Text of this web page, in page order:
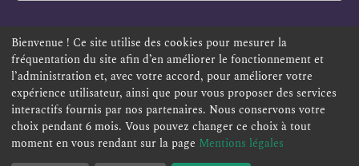
ESPACE PERSONNEL OFFRES D'EMPLOI SIGNALEMENT
TÉLÉSERVICES PLAN DU SITE
ACCESSIBILITÉ POLITIQUE DE CONFIDENTIALITÉ
MENTIONS LÉGALES CONTACT
Bienvenue ! Ce site utilise des cookies pour mesurer la
fréquentation du site afin d’en améliorer le fonctionnement et
l’administration et, avec votre accord, pour améliorer votre
expérience utilisateur, ainsi que pour vous proposer des services
interactifs fournis par nos partenaires. Nous conservons votre
choix pendant 6 mois. Vous pouvez changer ce choix à tout
moment en vous rendant sur la page Mentions légales